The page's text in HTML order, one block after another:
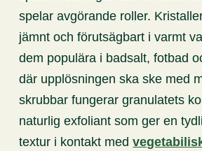
spelar avgörande roller.
jämnt och förutsägbart i varmt
dem populära i badsalt, fotbad
där upplösningen ska ske med
skrubbar fungerar granulatets
naturlig exfoliant som ger en
textur i kontakt med